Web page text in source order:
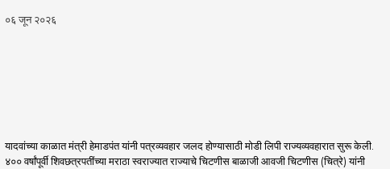
०६ जून २०२६
यादवांच्या काळात मंत्री हेमाडपंत यांनी पत्रव्यवहार जलद होण्यासाठी मोडी लिपी राज्यव्यवहारात सुरू केली.
४०० वर्षांपूर्वी शिवछत्रपतींच्या मराठा स्वराज्यात राज्याचे चिटणीस बाळाजी आवजी चिटणीस (चित्रे) यांनी